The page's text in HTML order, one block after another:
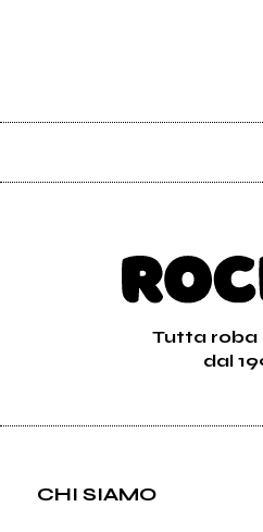
Tutta roba
dal
CHI SIAMO